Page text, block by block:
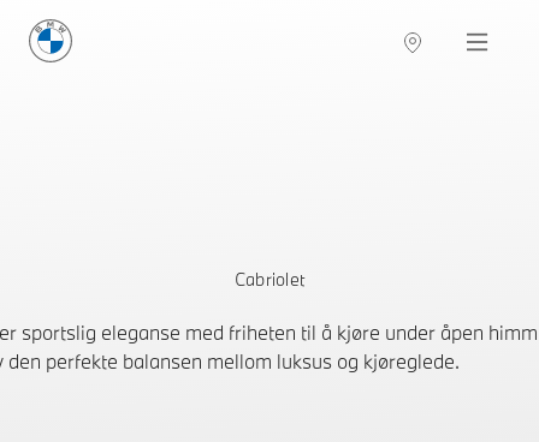
BMW Norge Navigation
Cabriolet
sportslig eleganse med friheten til å kjøre under åpen
perfekte balansen mellom luksus og kjøreglede.